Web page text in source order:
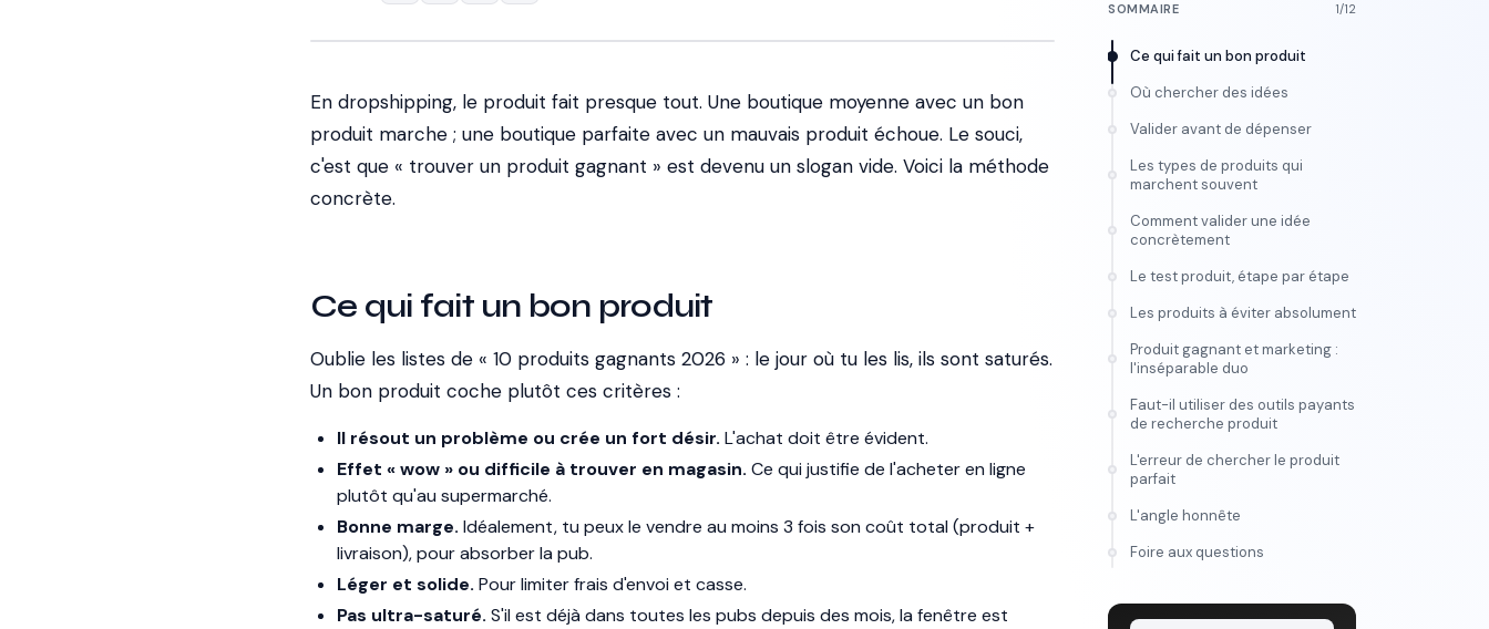
En dropshipping, le produit fait presque tout. Une boutique moyenne avec un bon
produit marche ; une boutique parfaite avec un mauvais produit échoue. Le souci,
c'est que « trouver un produit gagnant » est devenu un slogan vide. Voici la méthode
concrète.
Ce qui fait un bon produit
Oublie les listes de « 10 produits gagnants 2026 » : le jour où tu les lis, ils sont saturés.
Un bon produit coche plutôt ces critères :
Il résout un problème ou crée un fort désir. L'achat doit être évident.
Effet « wow » ou difficile à trouver en magasin. Ce qui justifie de l'acheter en ligne
plutôt qu'au supermarché.
Bonne marge. Idéalement, tu peux le vendre au moins 3 fois son coût total (produit +
livraison), pour absorber la pub.
Léger et solide. Pour limiter frais d'envoi et casse.
Pas ultra-saturé. S'il est déjà dans toutes les pubs depuis des mois, la fenêtre est
SOMMAIRE 1/12
Ce qui fait un bon produit
Où chercher des idées
Valider avant de dépenser
Les types de produits qui
marchent souvent
Comment valider une idée
concrètement
Le test produit, étape par étape
Les produits à éviter absolument
Produit gagnant et marketing :
l'inséparable duo
Faut-il utiliser des outils payants
de recherche produit
L'erreur de chercher le produit
parfait
L'angle honnête
Foire aux questions